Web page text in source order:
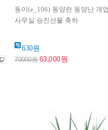
동이(e_106) 동양란 동양난 개
사무실 승진선물 축하
630원
70000원 63,000원